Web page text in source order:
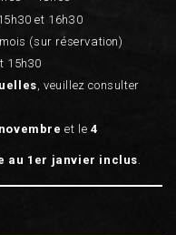
et 16h30
(sur réservation)
15h30
, veuillez consulter
et le 4
au 1er janvier inclus.